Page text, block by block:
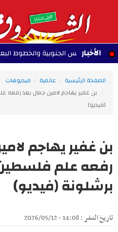
الأخبار
تونس الجنوبية والخطوط البعيدة
الصفحة الرئيسية عالمية
فيديوهات
بن غفير يهاجم لامين جمال بعد رفعه
(فيديو)
بن غفير يهاجم
رفعه علم
برشلونة (فيديو)
تاريخ النشر : 14:08 - 2026/05/12